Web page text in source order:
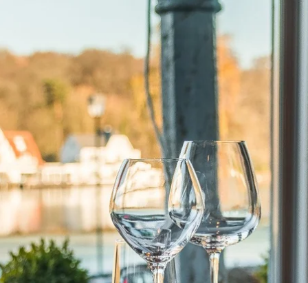
Wat zoek je ?
Kies uw hotel:
Martin's
Rentmeesterij
Martin's Relais
Bruges, 4*